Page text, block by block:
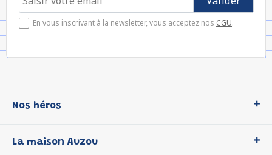
En vous inscrivant à la newsletter, vous acceptez nos CGU.
Nos héros
P'tit Loup
La maison Auzou